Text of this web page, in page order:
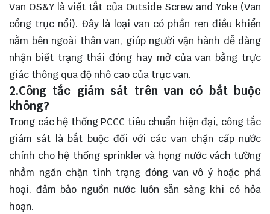
Van OS&Y là viết tắt của Outside Screw and Yoke (Van
cổng trục nổi). Đây là loại van có phần ren điều khiển
nằm bên ngoài thân van, giúp người vận hành dễ dàng
nhận biết trạng thái đóng hay mở của van bằng trực
giác thông qua độ nhô cao của trục van.
2.Công tắc giám sát trên van có bắt buộc
không?
Trong các hệ thống PCCC tiêu chuẩn hiện đại, công tắc
giám sát là bắt buộc đối với các van chặn cấp nước
chính cho hệ thống sprinkler và họng nước vách tường
nhằm ngăn chặn tình trạng đóng van vô ý hoặc phá
hoại, đảm bảo nguồn nước luôn sẵn sàng khi có hỏa
hoạn.